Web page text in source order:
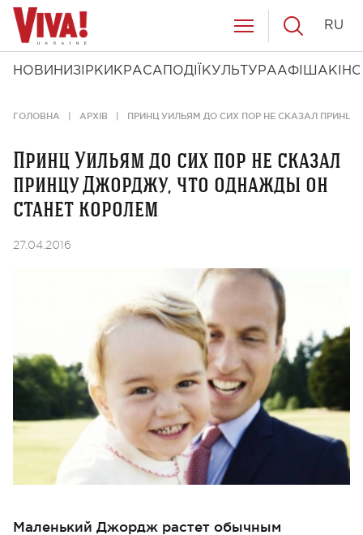
НОВИНИ ЗІРКИ КРАСА ПОДІЇ КУЛЬТУРААФІША КІНО
RU
ГОЛОВНА АРХІВ ПРИНЦ УИЛЬЯМ ДО СИХ ПОР НЕ СКАЗАЛ
Принц Уильям до сих пор не сказал
принцу Джорджу, что однажды он
станет королем
27.04.2016
Маленький Джордж растет обычным